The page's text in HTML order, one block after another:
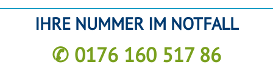
IHRE NUMMER IM NOTFALL
✆ 0176 160 517 86